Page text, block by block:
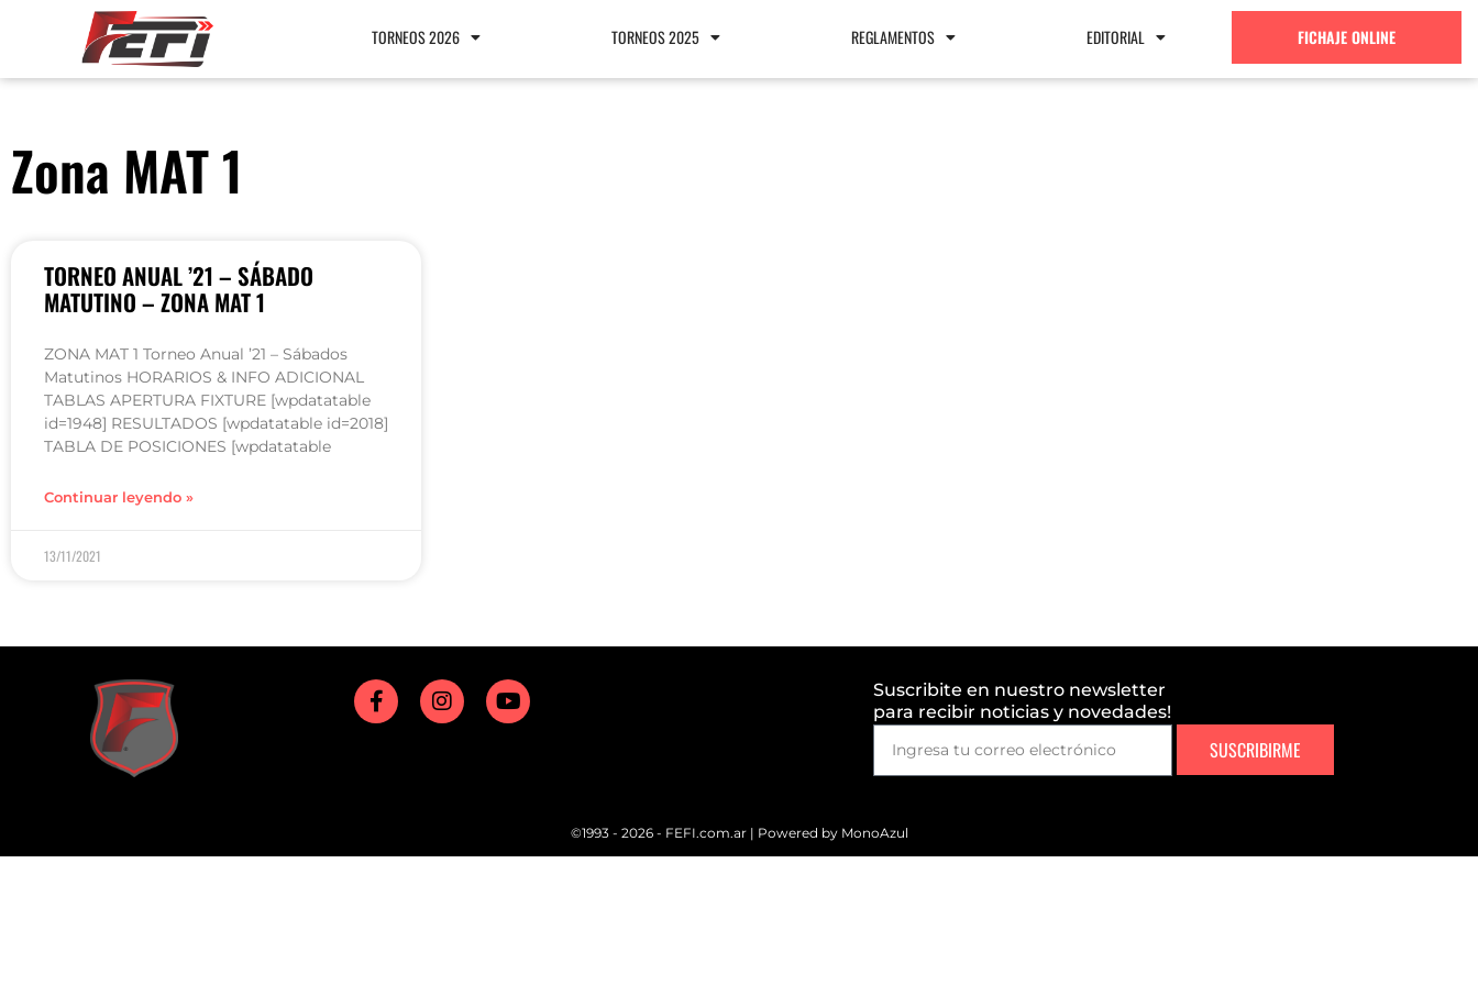
TORNEOS 2026 TORNEOS 2025 REGLAMENTOS EDITORIAL FICHAJE ONLINE
Zona MAT 1
TORNEO ANUAL ’21 – SÁBADO
MATUTINO – ZONA MAT 1
ZONA MAT 1 Torneo Anual ’21 – Sábados
Matutinos HORARIOS & INFO ADICIONAL
TABLAS APERTURA FIXTURE [wpdatatable
id=1948] RESULTADOS [wpdatatable id=2018]
TABLA DE POSICIONES [wpdatatable
Continuar leyendo »
13/11/2021
Suscribite en nuestro newsletter
para recibir noticias y novedades!
SUSCRIBIRME
©1993 - 2026 - FEFI.com.ar | Powered by MonoAzul